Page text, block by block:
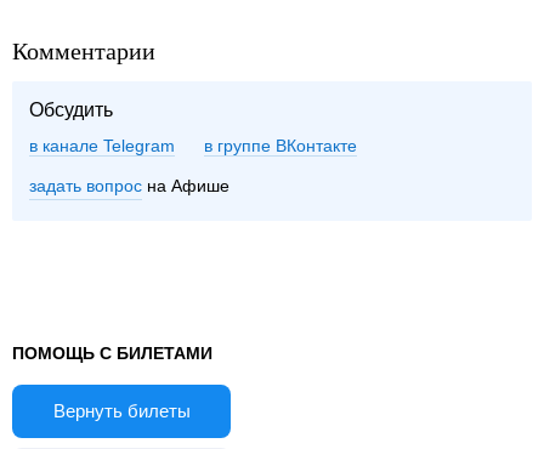
Комментарии
Обсудить
в канале Telegram группе ВКонтакте
задать вопрос на Афише
ПОМОЩЬ С БИЛЕТАМИ
Вернуть билеты